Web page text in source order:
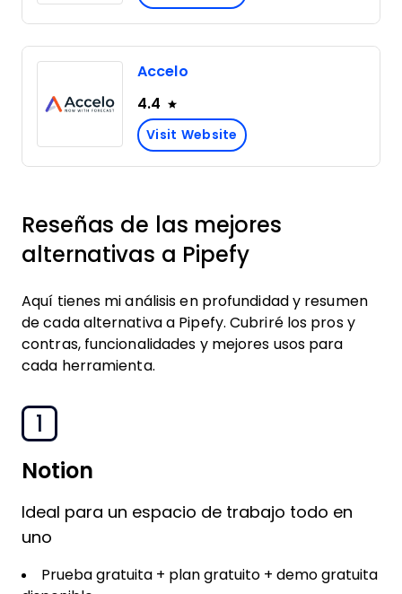
Accelo
4.4
Visit Website
Reseñas de las mejores
alternativas a Pipefy
Aquí tienes mi análisis en profundidad y resumen
de cada alternativa a Pipefy. Cubriré los pros y
contras, funcionalidades y mejores usos para
cada herramienta.
1
Notion
Ideal para un espacio de trabajo todo en
uno
Prueba gratuita + plan gratuito + demo gratuita